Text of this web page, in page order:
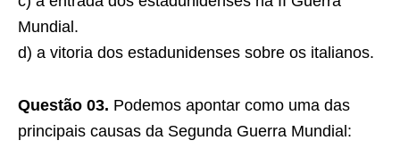
Mundial.
d) a vitoria dos estadunidenses sobre os italianos.
Questão 03. Podemos apontar como uma das
principais causas da Segunda Guerra Mundial: